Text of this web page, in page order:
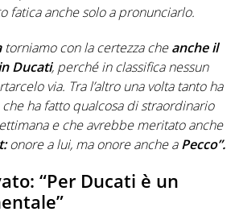
fatica anche solo a pronunciarlo.
torniamo con la certezza cheanche il
Ducati, perché in classifica nessun
via. Tra l’altro una volta tanto ha
che ha fatto qualcosa di straordinario
e che avrebbe meritato anche
onore a lui, ma onore anche aPecco”.
“Per Ducati è un